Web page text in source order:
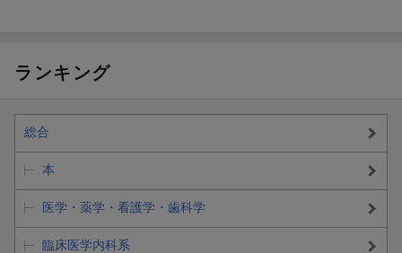
ランキング
総合
本
医学・薬学・看護学・歯科学
臨床医学内科系